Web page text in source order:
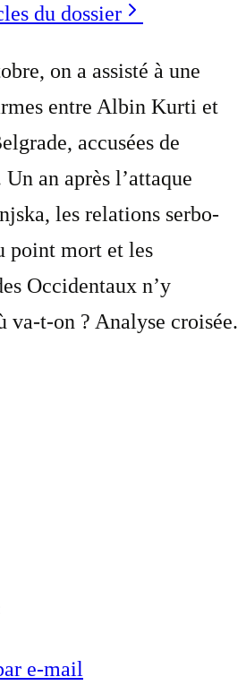
du dossier
on a assisté à une
entre Albin Kurti et
accusées de
an après l’attaque
les relations serbo-
point mort et les
Occidentaux n’y
va-t-on ? Analyse croisée.
e-mail